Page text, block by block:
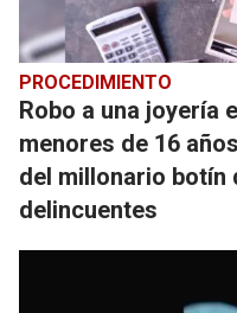
PROCEDIMIENTO
Robo a una joyería
menores de 16
del millonario botín
delincuentes